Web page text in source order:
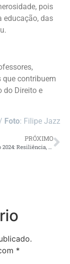
pois
educação, das
que contribuem
do Direito e
Foto: Filipe Jazz
PRÓXIMO
Click Solidário 2024: Resiliência, Inovação e Dedicação na 8ª Edição
*